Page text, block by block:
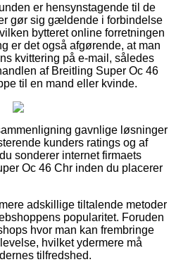
er hensynstagende til de
gør sig gældende i forbindelse
bytteret online forretningen
er det også afgørende, at man
kvittering på e-mail, således
af Breitling Super Oc 46
til en mand eller kvinde.
gavnlige løsninger
kunders ratings og af
sonderer internet firmaets
Oc 46 Chr inden du placerer
adskillige tiltalende metoder
popularitet. Foruden
hvor man kan frembringe
hvilket ydermere må
tilfredshed.